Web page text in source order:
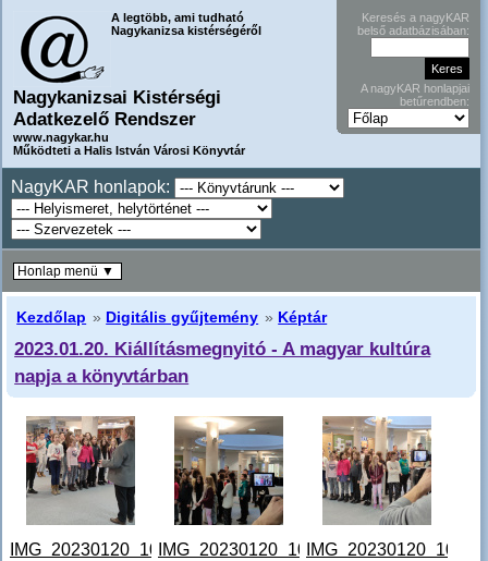
A legtöbb, ami tudható
Nagykanizsa kistérségéről
Nagykanizsai Kistérségi
Adatkezelő Rendszer
www.nagykar.hu
Működteti a Halis István Városi Könyvtár
Keresés a nagyKAR
belső adatbázisában:
A nagyKAR honlapjai
betűrendben:
NagyKAR honlapok:
Kezdőlap » Digitális gyűjtemény » Képtár
2023.01.20. Kiállításmegnyitó - A magyar kultúra
napja a könyvtárban
IMG_20230120_100443.jpgIMG_20230120_100454.jpg
Honlap menü ▼